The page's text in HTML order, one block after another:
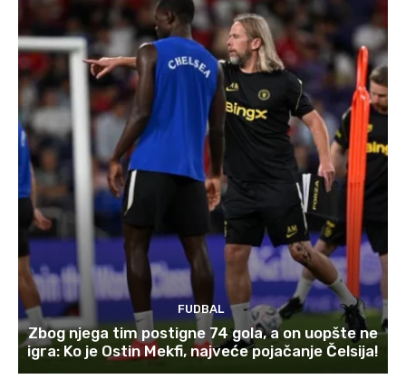
FUDBAL
Zbog njega tim postigne 74 gola, a on uopšte ne
igra: Ko je Ostin Mekfi, najveće pojačanje Čelsija!